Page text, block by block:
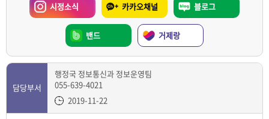
시정소식 카카오채널 블로그
밴드 거제랑
담당부서
행정국 정보통신과 정보운영팀
055-639-4021
2019-11-22